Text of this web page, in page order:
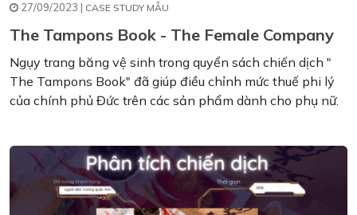
27/09/2023 | CASE STUDY MẪU
The Tampons Book - The Female Company
Ngụy trang băng vệ sinh trong quyển sách chiến dịch "
The Tampons Book" đã giúp điều chỉnh mức thuế phi lý
của chính phủ Đức trên các sản phẩm dành cho phụ nữ.